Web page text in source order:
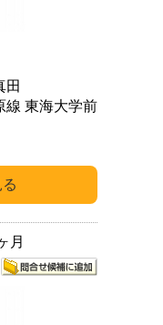
田
線 東海大学前
月